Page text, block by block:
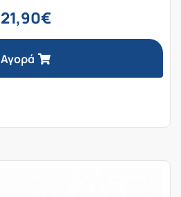
21,90€
Αγορά